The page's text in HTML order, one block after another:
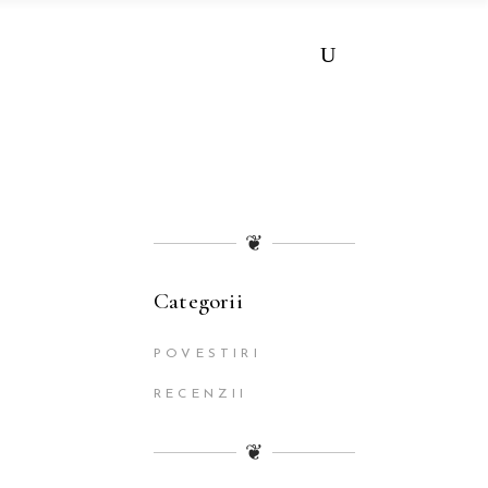
❦
Categorii
POVESTIRI
RECENZII
❦